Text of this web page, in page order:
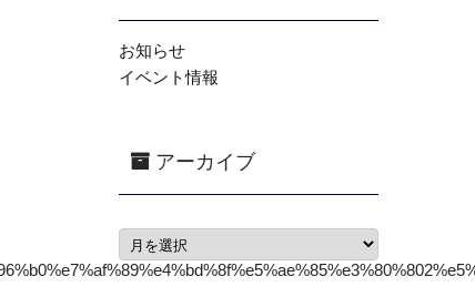
お知らせ
イベント情報
アーカイブ